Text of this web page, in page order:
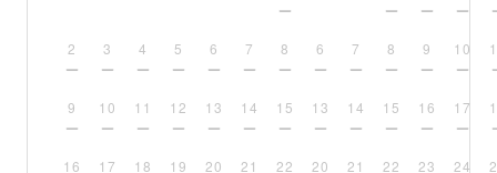
2 3 4 5 6 7 8
9 10 11 12 13 14 15
16 17 18 19 20 21 22
6 7 8 9 10
13 14 15 16 17
20 21 22 23 24